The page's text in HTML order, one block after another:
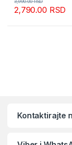
2,790.00 RSD
3,990.00RSD
Kontaktirajte